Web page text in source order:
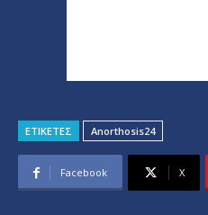
ΕΤΙΚΕΤΕΣ Anorthosis24
Facebook X